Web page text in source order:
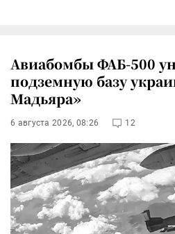
Авиабомбы ФАБ-500
подземную базу
Мадьяра»
6 августа 2026, 08:26 12